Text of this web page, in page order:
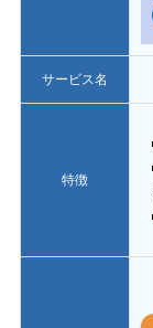
サービス名
特徴